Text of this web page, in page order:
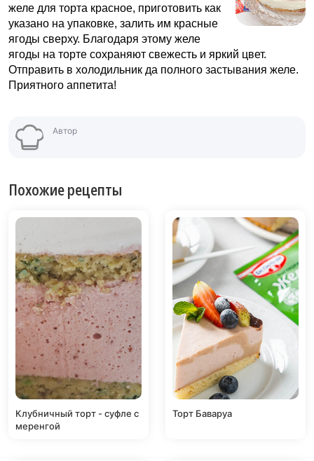
желе для торта красное, приготовить как
указано на упаковке, залить им красные
ягоды сверху. Благодаря этому желе
ягоды на торте сохраняют свежесть и яркий цвет.
Отправить в холодильник да полного застывания желе.
Приятного аппетита!
Автор
Похожие рецепты
Клубничный торт - суфле с
меренгой
Торт Баваруа